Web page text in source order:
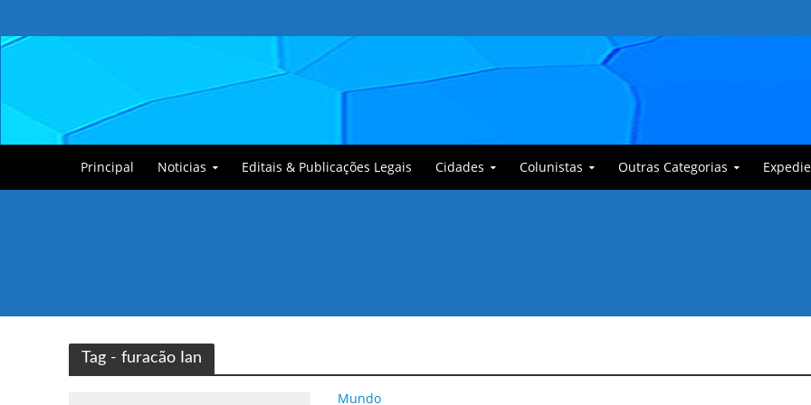
Principal Noticias Editais & Publicações Legais Cidades Colunistas Outras Categorias
Tag - furacão Ian
Mundo